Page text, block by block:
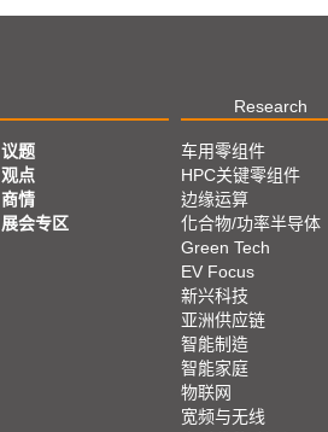
Research
议题
观点
商情
展会专区
车用零组件
HPC关键零组件
边缘运算
化合物/功率半导体
Green Tech
EV Focus
新兴科技
亚洲供应链
智能制造
智能家庭
物联网
宽频与无线